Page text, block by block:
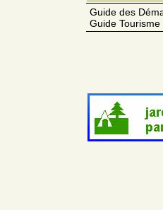
Guide des
Guide